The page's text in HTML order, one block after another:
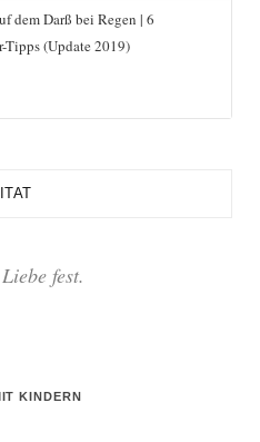
dem Darß bei Regen | 6
Tipps (Update 2019)
fest.
KINDERN